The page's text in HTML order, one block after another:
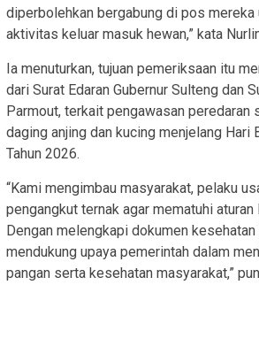
diperbolehkan bergabung di pos mereka
aktivitas keluar masuk hewan,” kata
Ia menuturkan, tujuan pemeriksaan itu
dari Surat Edaran Gubernur Sulteng dan
Parmout, terkait pengawasan peredaran
daging anjing dan kucing menjelang Hari
Tahun 2026.
“Kami mengimbau masyarakat, pelaku
pengangkut ternak agar mematuhi aturan
Dengan melengkapi dokumen kesehatan
mendukung upaya pemerintah dalam
pangan serta kesehatan masyarakat,”